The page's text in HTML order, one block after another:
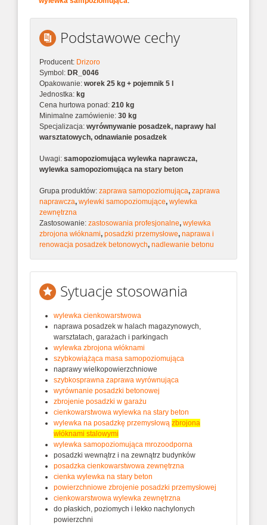
Podstawowe cechy
Producent: Drizoro
Symbol: DR_0046
Opakowanie: worek 25 kg + pojemnik 5 l
Jednostka: kg
Cena hurtowa ponad: 210 kg
Minimalne zamówienie: 30 kg
Specjalizacja: wyrównywanie posadzek, naprawy hal
warsztatowych, odnawianie posadzek
Uwagi: samopoziomująca wylewka naprawcza,
wylewka samopoziomująca na stary beton
Grupa produktów: zaprawa samopoziomująca, zaprawa
naprawcza, wylewki samopoziomujące, wylewka
zewnętrzna
Zastosowanie: zastosowania profesjonalne, wylewka
zbrojona włóknami, posadzki przemysłowe, naprawa i
renowacja posadzek betonowych, nadlewanie betonu
Sytuacje stosowania
wylewka cienkowarstwowa
naprawa posadzek w halach magazynowych,
warsztatach, garażach i parkingach
wylewka zbrojona włóknami
szybkowiążąca masa samopoziomująca
naprawy wielkopowierzchniowe
szybkosprawna zaprawa wyrównująca
wyrównanie posadzki betonowej
zbrojenie posadzki w garażu
cienkowarstwowa wylewka na stary beton
wylewka na posadzkę przemysłową zbrojona
włóknami stalowymi
wylewka samopoziomująca mrozoodporna
posadzki wewnątrz i na zewnątrz budynków
posadzka cienkowarstwowa zewnętrzna
cienka wylewka na stary beton
powierzchniowe zbrojenie posadzki przemysłowej
cienkowarstwowa wylewka zewnętrzna
do płaskich, poziomych i lekko nachylonych
powierzchni